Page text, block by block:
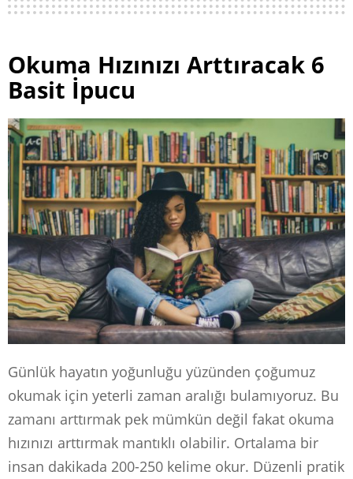
Okuma Hızınızı Arttıracak 6
Basit İpucu
Günlük hayatın yoğunluğu yüzünden çoğumuz
okumak için yeterli zaman aralığı bulamıyoruz. Bu
zamanı arttırmak pek mümkün değil fakat okuma
hızınızı arttırmak mantıklı olabilir. Ortalama bir
insan dakikada 200-250 kelime okur. Düzenli pratik